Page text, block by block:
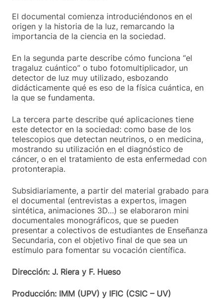
El documental comienza introduciéndonos en el
origen y la historia de la luz, remarcando la
importancia de la ciencia en la sociedad.
En la segunda parte describe cómo funciona “el
tragaluz cuántico” o tubo fotomultiplicador, un
detector de luz muy utilizado, esbozando
didácticamente qué es eso de la física cuántica, en
la que se fundamenta.
La tercera parte describe qué aplicaciones tiene
este detector en la sociedad: como base de los
telescopios que detectan neutrinos, o en medicina,
mostrando su utilización en el diagnóstico de
cáncer, o en el tratamiento de esta enfermedad con
protonterapia.
Subsidiariamente, a partir del material grabado para
el documental (entrevistas a expertos, imagen
sintética, animaciones 3D…) se elaboraron mini
documentales monográficos, que se pueden
presentar a colectivos de estudiantes de Enseñanza
Secundaria, con el objetivo final de que sea un
estímulo para fomentar su vocación científica.
Dirección: J. Riera y F. Hueso
Producción: IMM (UPV) y IFIC (CSIC – UV)